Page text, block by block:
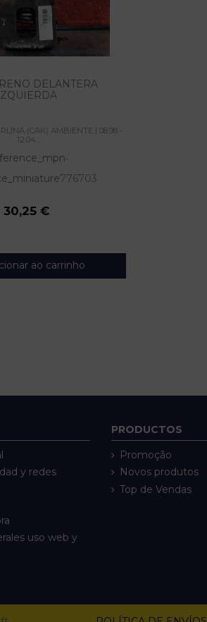
DELANTERA
IZQUIERDA
(CAK) AMBIENTE | 08.98 -
12.04...
-
776703
30,25 €
ao carrinho
y redes
uso web y
PRODUCTOS
Promoção
Novos produtos
Top de Vendas